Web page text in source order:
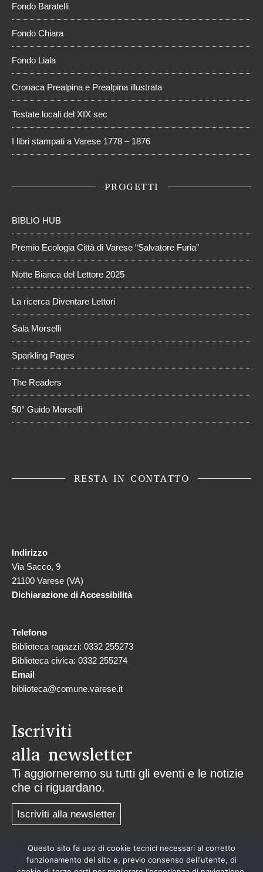
Fondo Baratelli
Fondo Chiara
Fondo Liala
Cronaca Prealpina e Prealpina illustrata
Testate locali del XIX sec
I libri stampati a Varese 1778 – 1876
PROGETTI
BIBLIO HUB
Premio Ecologia Città di Varese “Salvatore Furia”
Notte Bianca del Lettore 2025
La ricerca Diventare Lettori
Sala Morselli
Sparkling Pages
The Readers
50° Guido Morselli
RESTA IN CONTATTO
Indirizzo
Via Sacco, 9
21100 Varese (VA)
Dichiarazione di Accessibilità
Telefono
Biblioteca ragazzi: 0332 255273
Biblioteca civica: 0332 255274
Email
biblioteca@comune.varese.it
Iscriviti
alla newsletter
Ti aggiorneremo su tutti gli eventi e le notizie
che ci riguardano.
Iscriviti alla newsletter
Privacy
Questo sito fa uso di cookie tecnici necessari al corretto
funzionamento del sito e, previo consenso dell'utente, di